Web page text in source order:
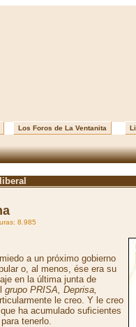
Los Foros de La Ventanita
8.985
a un próximo gobierno
o, al menos, ése era su
en la última junta de
grupo PRISA, Deprisa,
le creo. Y le creo
ha acumulado suficientes
tenerlo.